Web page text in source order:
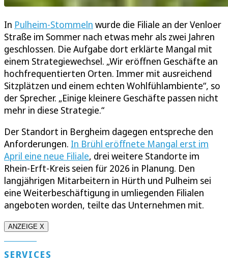
In Pulheim-Stommeln wurde die Filiale an der Venloer
Straße im Sommer nach etwas mehr als zwei Jahren
geschlossen. Die Aufgabe dort erklärte Mangal mit
einem Strategiewechsel. „Wir eröffnen Geschäfte an
hochfrequentierten Orten. Immer mit ausreichend
Sitzplätzen und einem echten Wohlfühlambiente“, so
der Sprecher. „Einige kleinere Geschäfte passen nicht
mehr in diese Strategie.“
Der Standort in Bergheim dagegen entspreche den
Anforderungen. In Brühl eröffnete Mangal erst im
April eine neue Filiale, drei weitere Standorte im
Rhein-Erft-Kreis seien für 2026 in Planung. Den
langjährigen Mitarbeitern in Hürth und Pulheim sei
eine Weiterbeschäftigung in umliegenden Filialen
angeboten worden, teilte das Unternehmen mit.
ANZEIGE X
SERVICES